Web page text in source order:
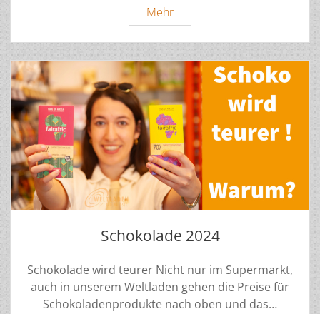
MehrMitarbeiter
gesucht
Schokolade 2024
Schokolade wird teurer Nicht nur im Supermarkt,
auch in unserem Weltladen gehen die Preise für
Schokoladenprodukte nach oben und das…